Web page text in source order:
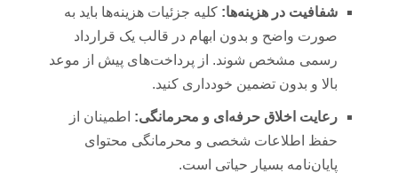
شفافیت در هزینه‌ها: کلیه جزئیات هزینه‌ها باید به
صورت واضح و بدون ابهام در قالب یک قرارداد
رسمی مشخص شوند. از پرداخت‌های پیش از موعد
بالا و بدون تضمین خودداری کنید.
رعایت اخلاق حرفه‌ای و محرمانگی: اطمینان از
حفظ اطلاعات شخصی و محرمانگی محتوای
پایان‌نامه بسیار حیاتی است.